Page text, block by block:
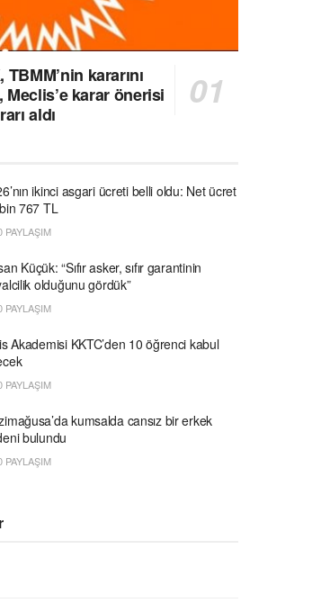
kararını
Meclis’e karar önerisi
aldı
ikinci asgari ücreti belli oldu: Net ücret
767 TL
PAYLAŞIM
Küçük: “Sıfır asker, sıfır garantinin
olduğunu gördük”
PAYLAŞIM
Akademisi KKTC’den 10 öğrenci kabul
PAYLAŞIM
kumsalda cansız bir erkek
bulundu
PAYLAŞIM